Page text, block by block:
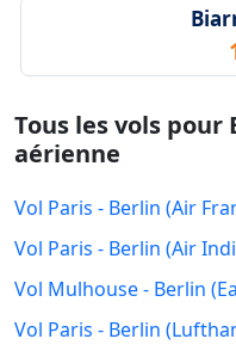
Tous les vols pour
aérienne
Vol Paris - Berlin (Air
Vol Paris - Berlin (Air
Vol Mulhouse - Berlin
Vol Paris - Berlin